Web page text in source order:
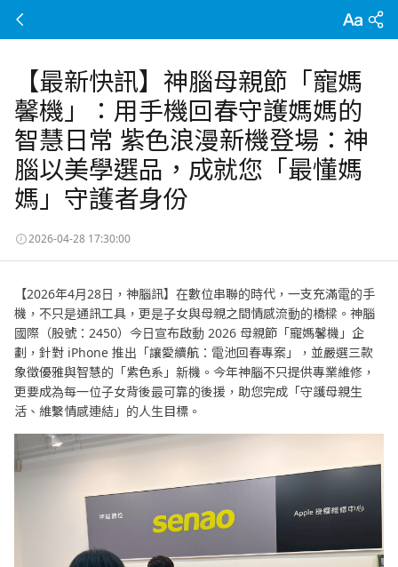
【最新快訊】神腦母親節「寵媽
馨機」：用手機回春守護媽媽的
智慧日常 紫色浪漫新機登場：神
腦以美學選品，成就您「最懂媽
媽」守護者身份
2026-04-28 17:30:00
【2026年4月28日，神腦訊】在數位串聯的時代，一支充滿電的手
機，不只是通訊工具，更是子女與母親之間情感流動的橋樑。神腦
國際（股號：2450）今日宣布啟動 2026 母親節「寵媽馨機」企
劃，針對 iPhone 推出「讓愛續航：電池回春專案」，並嚴選三款
象徵優雅與智慧的「紫色系」新機。今年神腦不只提供專業維修，
更要成為每一位子女背後最可靠的後援，助您完成「守護母親生
活、維繫情感連結」的人生目標。